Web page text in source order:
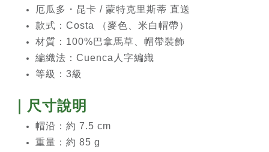
厄瓜多・昆卡 / 蒙特克里斯蒂 直送
款式：Costa （麥色、米白帽帶）
材質：100%巴拿馬草、帽帶裝飾
編織法： Cuenca人字編織
等級：3級
｜尺寸說明
帽沿：約 7.5 cm
重量：約 85 g